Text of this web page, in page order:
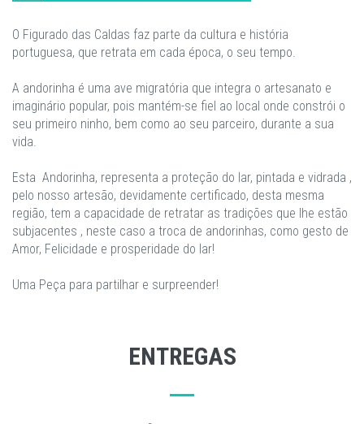
O Figurado das Caldas faz parte da cultura e história
portuguesa, que retrata em cada época, o seu tempo.
A andorinha é uma ave migratória que integra o artesanato e
imaginário popular, pois mantém-se fiel ao local onde constrói o
seu primeiro ninho, bem como ao seu parceiro, durante a sua
vida.
Esta Andorinha, representa a proteção do lar, pintada e vidrada ,
pelo nosso artesão, devidamente certificado, desta mesma
região, tem a capacidade de retratar as tradições que lhe estão
subjacentes , neste caso a troca de andorinhas, como gesto de
Amor, Felicidade e prosperidade do lar!
Uma Peça para partilhar e surpreender!
ENTREGAS